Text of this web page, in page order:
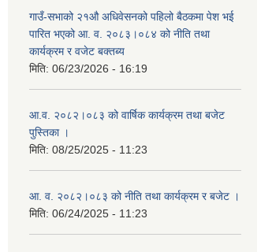
गाउँ-सभाको २१औ अधिवेसनको पहिलो बैठकमा पेश भई
पारित भएको आ. व. २०८३।०८४ को नीति तथा
कार्यक्रम र वजेट बक्तब्य
मिति: 06/23/2026 - 16:19
आ.व. २०८२।०८३ को वार्षिक कार्यक्रम तथा बजेट
पुस्तिका ।
मिति: 08/25/2025 - 11:23
आ. व. २०८२।०८३ को नीति तथा कार्यक्रम र बजेट ।
मिति: 06/24/2025 - 11:23